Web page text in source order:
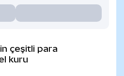
çeşitli para
kuru